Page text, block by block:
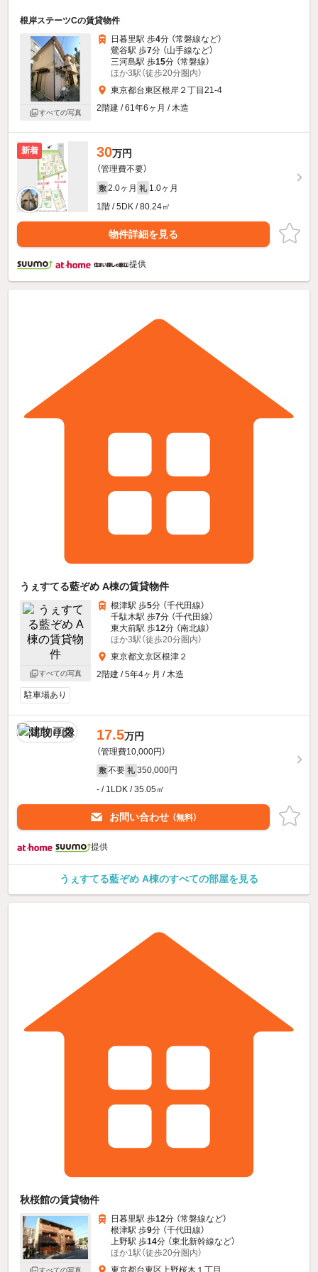
根岸ステーツCの賃貸物件
すべての写真
日暮里駅 歩4分 （常磐線など）
鶯谷駅 歩7分 （山手線など）
三河島駅 歩15分 （常磐線）
ほか3駅（徒歩20分圏内）
東京都台東区根岸２丁目21-4
2階建 / 61年6ヶ月 / 木造
新着 30万円
（管理費不要）
敷 2.0ヶ月 礼 1.0ヶ月
1階 / 5DK / 80.24㎡
物件詳細を見る
提供
うぇすてる藍ぞめ A棟の賃貸物件
すべての写真
根津駅 歩5分 （千代田線）
千駄木駅 歩7分 （千代田線）
東大前駅 歩12分 （南北線）
ほか3駅（徒歩20分圏内）
東京都文京区根津２
2階建 / 5年4ヶ月 / 木造
駐車場あり
17.5万円
（管理費10,000円）
敷 不要 礼 350,000円
- / 1LDK / 35.05㎡
お問い合わせ （無料）
提供
うぇすてる藍ぞめ A棟のすべての部屋を見る
秋桜館の賃貸物件
日暮里駅 歩12分 （常磐線など）
根津駅 歩9分 （千代田線）
上野駅 歩14分 （東北新幹線など）
ほか1駅（徒歩20分圏内）
東京都台東区上野桜木１丁目